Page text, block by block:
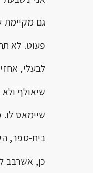
גם מקיימת עד
פעוט. לא תהיה
לבעלי, אחזיק
שיאולף ולא
שיימאס לו.
בית-ספר,
כן, אשרבב לו